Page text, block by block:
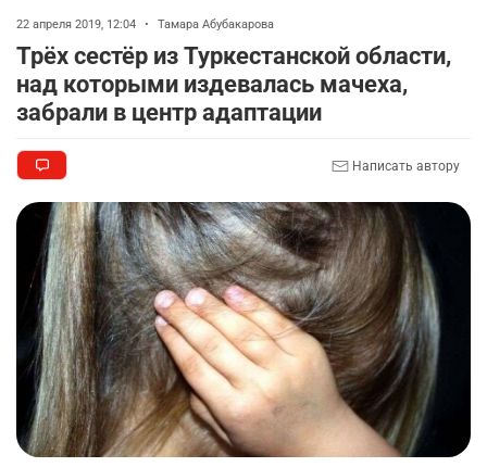
22 апреля 2019, 12:04 • Тамара Абубакарова
Трёх сестёр из Туркестанской области,
над которыми издевалась мачеха,
забрали в центр адаптации
Написать автору